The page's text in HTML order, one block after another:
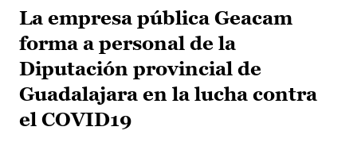
La empresa pública Geacam
forma a personal de la
Diputación provincial de
Guadalajara en la lucha contra
el COVID19